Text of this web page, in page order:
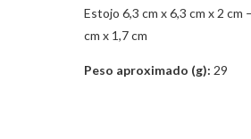
Estojo 6,3 cm x 6,3 cm x 2 cm
cm x 1,7 cm
Peso aproximado (g): 29